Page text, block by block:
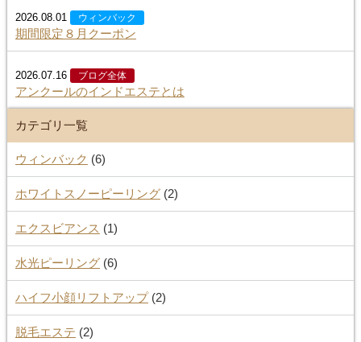
2026.08.01 ウィンバック
期間限定８月クーポン
2026.07.16 ブログ全体
アンクールのインドエステとは
カテゴリ一覧
ウィンバック (6)
ホワイトスノーピーリング(2)
エクスビアンス (1)
水光ピーリング(6)
ハイフ小顔リフトアップ(2)
脱毛エステ (2)